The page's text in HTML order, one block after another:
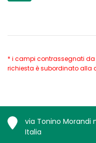
* i campi contrassegnati
richiesta è subordinato alla
via Tonino Morandi
Italia